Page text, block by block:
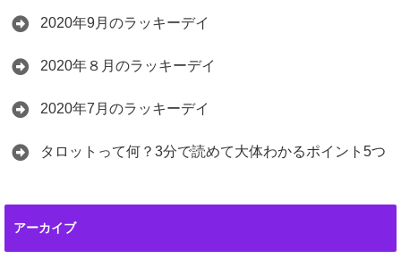
2020年9月のラッキーデイ
2020年８月のラッキーデイ
2020年7月のラッキーデイ
タロットって何？3分で読めて大体わかるポイント5つ
アーカイブ